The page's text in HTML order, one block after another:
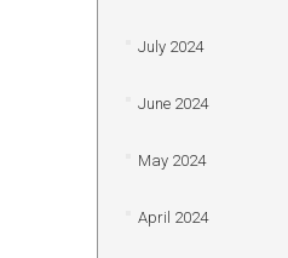
July 2024
June 2024
May 2024
April 2024